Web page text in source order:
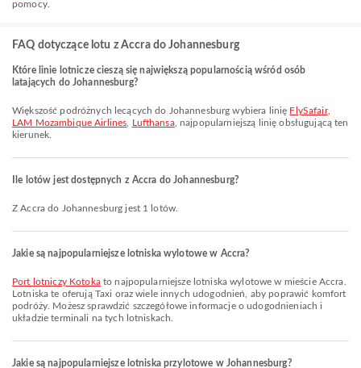
pomocy.
FAQ dotyczące lotu z Accra do Johannesburg
Które linie lotnicze cieszą się największą popularnością wśród osób
latających do Johannesburg?
Większość podróżnych lecących do Johannesburg wybiera linię FlySafair,
LAM Mozambique Airlines
Lufthansa, najpopularniejszą linię obsługującą ten
kierunek.
Ile lotów jest dostępnych z Accra do Johannesburg?
Z Accra do Johannesburg jest 1 lotów.
Jakie są najpopularniejsze lotniska wylotowe w Accra?
Port lotniczy Kotokato najpopularniejsze lotniska wylotowe w mieście Accra.
Lotniska te oferują Taxi oraz wiele innych udogodnień, aby poprawić komfort
podróży. Możesz sprawdzić szczegółowe informacje o udogodnieniach i
układzie terminali na tych lotniskach.
Jakie są najpopularniejsze lotniska przylotowe w Johannesburg?